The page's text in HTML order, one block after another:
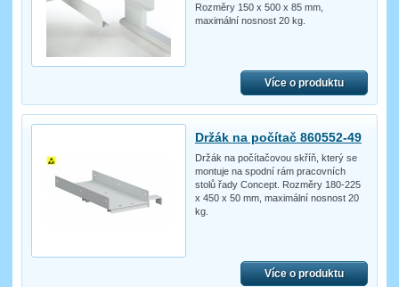
Rozměry 150 x 500 x 85 mm,
maximální nosnost 20 kg.
Více o produktu
Držák na počítač 860552-49
Držák na počítačovou skříň, který se
montuje na spodní rám pracovních
stolů řady Concept. Rozměry 180-225
x 450 x 50 mm, maximální nosnost 20
kg.
Více o produktu